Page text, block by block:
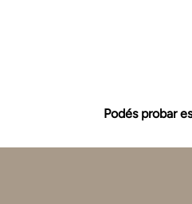
Podés probar